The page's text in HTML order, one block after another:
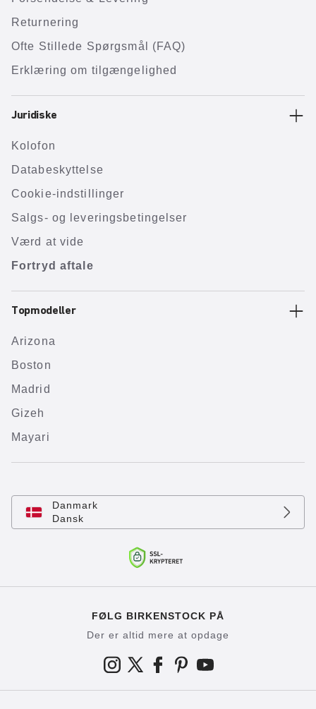
Returnering
Ofte Stillede Spørgsmål (FAQ)
Erklæring om tilgængelighed
Juridiske
Kolofon
Databeskyttelse
Cookie-indstillinger
Salgs- og leveringsbetingelser
Værd at vide
Fortryd aftale
Topmodeller
Arizona
Boston
Madrid
Gizeh
Mayari
Danmark
Dansk
FØLG BIRKENSTOCK PÅ
Der er altid mere at opdage